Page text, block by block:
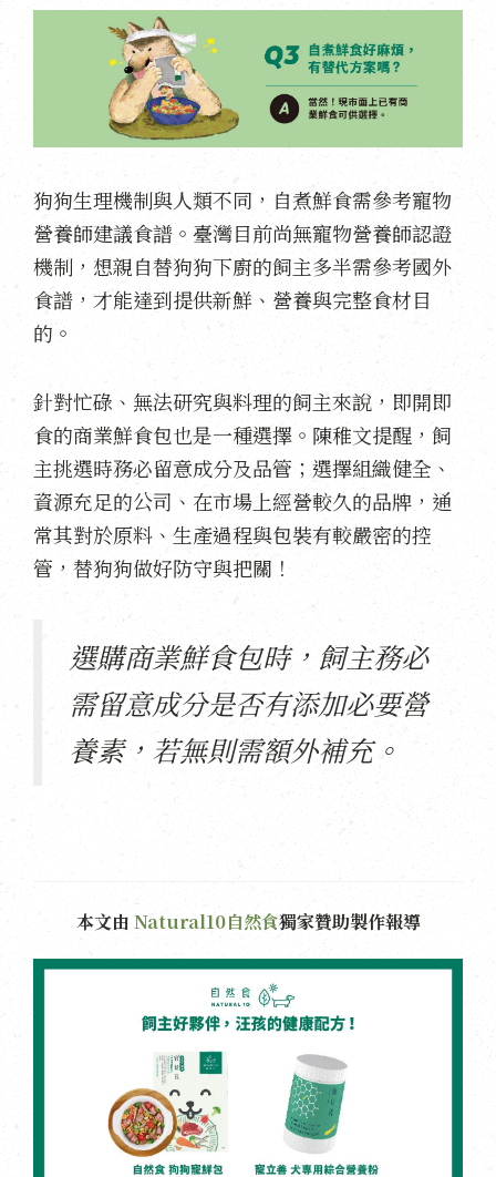
狗狗生理機制與人類不同，自煮鮮食需參考寵物
營養師建議食譜。臺灣目前尚無寵物營養師認證
機制，想親自替狗狗下廚的飼主多半需參考國外
食譜，才能達到提供新鮮、營養與完整食材目
的。
針對忙碌、無法研究與料理的飼主來說，即開即
食的商業鮮食包也是一種選擇。陳稚文提醒，飼
主挑選時務必留意成分及品管；選擇組織健全、
資源充足的公司、在市場上經營較久的品牌，通
常其對於原料、生產過程與包裝有較嚴密的控
管，替狗狗做好防守與把關！
選購商業鮮食包時，飼主務必
需留意成分是否有添加必要營
養素，若無則需額外補充。
本文由 Natural10自然食獨家贊助製作報導